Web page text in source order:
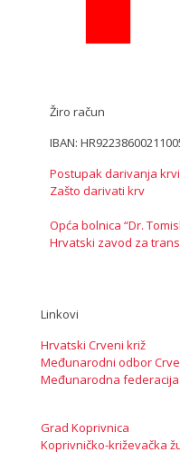
Žiro račun
IBAN:
Postupak darivanja krvi
Zašto darivati krv
Opća bolnica “Dr.
Hrvatski zavod za
Linkovi
Hrvatski Crveni križ
Međunarodni odbor
Međunarodna federacija
Grad Koprivnica
Koprivničko-križevačka